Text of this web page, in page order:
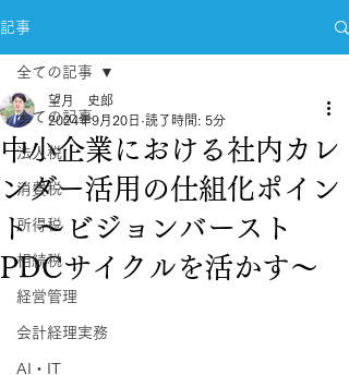
記事
全ての記事
法人税
消費税
所得税
相続税
経営管理
会計経理実務
AI・IT
全ての記事
中小企業における社内カレ
ンダー活用の仕組化ポイン
ト ～ビジョンバースト
PDCサイクルを活かす～
望月 史郎
2024年9月20日 読了時間: 5分